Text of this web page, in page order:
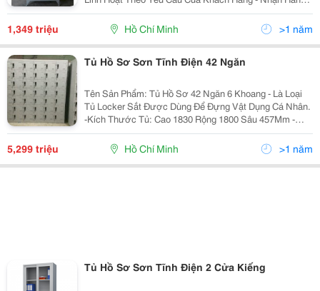
Kiểm Tra Mới Thanh Toán - Đổi Trả Trong Vòng 24H Ngày
1,349 triệu Hồ Chí Minh >1 năm
Tủ Hồ Sơ Sơn Tĩnh Điện 42 Ngăn
Tên Sản Phẩm: Tủ Hồ Sơ 42 Ngăn 6 Khoang - Là Loại
Tủ Locker Sắt Được Dùng Để Đựng Vật Dụng Cá Nhân.
-Kích Thước Tủ: Cao 1830 Rộng 1800 Sâu 457Mm -
Kích Thước Ô Tủ Cao 240 Rộng 300 Sâu 450Mm -Chất
Liệu Thép Sơn Tĩnh Điện: -Độ Dày: Từ 0,5 Đến
5,299 triệu Hồ Chí Minh >1 năm
Tủ Hồ Sơ Sơn Tĩnh Điện 2 Cửa Kiếng